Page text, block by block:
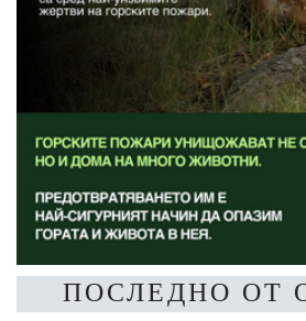
ПОСЛЕДНО ОТ